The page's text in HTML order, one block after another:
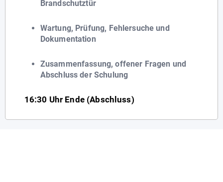
Brandschutztür
Wartung, Prüfung, Fehlersuche und
Dokumentation
Zusammenfassung, offener Fragen und
Abschluss der Schulung
16:30 Uhr Ende (Abschluss)